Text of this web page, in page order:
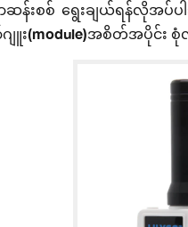
းစစ် ရွေးချယ်ရန်လိုအပ်
ျူး(module)အစိတ်အပိုင်း